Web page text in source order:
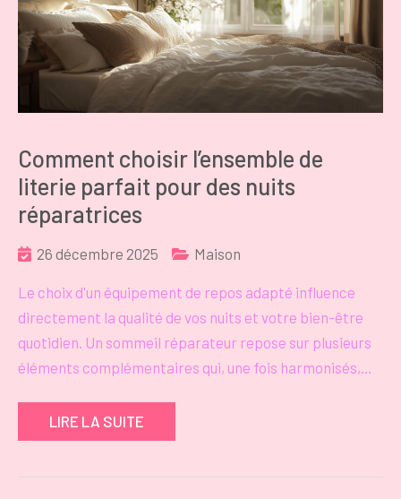
Comment choisir l’ensemble de
literie parfait pour des nuits
réparatrices
26 décembre 2025 Maison
Le choix d'un équipement de repos adapté influence
directement la qualité de vos nuits et votre bien-être
quotidien. Un sommeil réparateur repose sur plusieurs
éléments complémentaires qui, une fois harmonisés,…
LIRE LA SUITE